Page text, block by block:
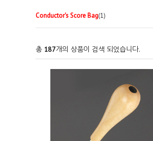
Conductor's Score Bag(1)
총 187개의 상품이 검색 되었습니다.